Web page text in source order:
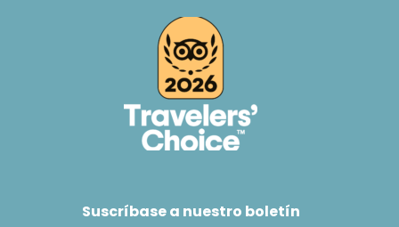
Suscríbase a nuestro boletín